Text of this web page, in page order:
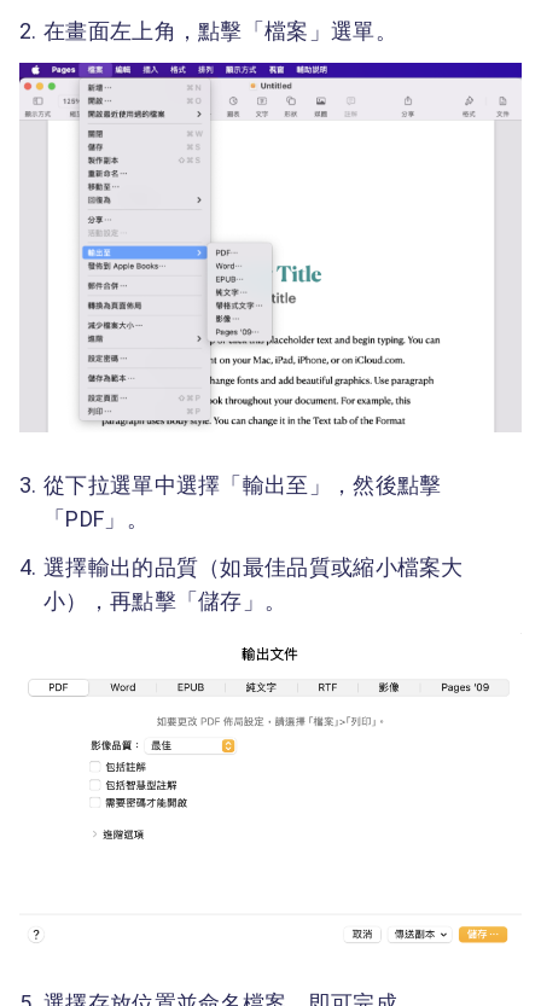
在畫面左上角，點擊「檔案」選單。
從下拉選單中選擇「輸出至」，然後點擊
「PDF」。
選擇輸出的品質（如最佳品質或縮小檔案大
小），再點擊「儲存」。